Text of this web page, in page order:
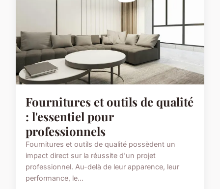
Fournitures et outils de qualité
: l'essentiel pour
professionnels
Fournitures et outils de qualité possèdent un
impact direct sur la réussite d'un projet
professionnel. Au-delà de leur apparence, leur
performance, le...